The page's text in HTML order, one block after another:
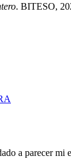
. BITESO,
la hizo original para copias de belleza trocar con otro pudiera el alma con que nací antes que se olvide en mí aquella impresión primera con discursos racionales me pretendo disuadir y al quererme divertir tropiezo con las señales de aquella estampa que halló hospedaje verdadero en mis ojos saber quiero dónde la vistes entró en aquella guantería pasada del hospital de la corte y liberal con airosa gallardía unos guantes se calzó y mientras yo me quedé a saber quién era fue este necio y la perdió pues mañana es lindo día para volverla a encontrar si vos la sabéis buscar porque desdicha sería que entrando Su Majestad con palio deje de